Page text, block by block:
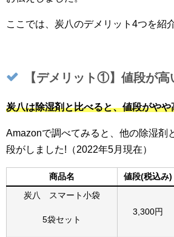
ここでは、炭八のデメリット4つを紹
【デメリット①】値段が高
炭八は除湿剤と比べると、値段がやや
Amazonで調べてみると、他の除湿剤
段がしました!（2022年5月現在）
商品名 値段(税込み)
炭八 スマート小袋
5袋セット
3,300円